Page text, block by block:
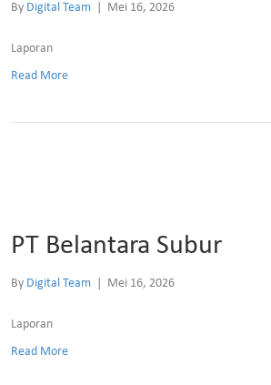
By Digital Team Mei 16, 2026
Laporan
Read More
PT Belantara Subur
By Digital Team Mei 16, 2026
Laporan
Read More